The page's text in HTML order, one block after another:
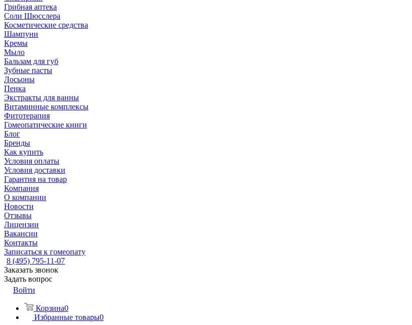
Грибная аптека
Соли Шюсслера
Косметические средства
Шампуни
Кремы
Мыло
Бальзам для губ
Зубные пасты
Лосьоны
Пенка
Экстракты для ванны
Витаминные комплексы
Фитотерапия
Гомеопатические книги
Блог
Бренды
Как купить
Условия оплаты
Условия доставки
Гарантия на товар
Компания
О компании
Новости
Отзывы
Лицензии
Вакансии
Контакты
Записаться к гомеопату
8 (495) 795-11-07
Заказать звонок
Задать вопрос
Войти
Корзина0
Избранные товары0